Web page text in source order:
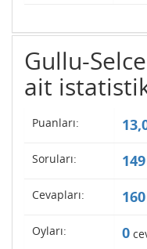
Gullu-
ait
Puanları:
Soruları: 149
Cevapları: 160
Oyları: 0